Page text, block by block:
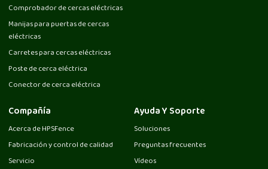
Comprobador de cercas eléctricas
Manijas para puertas de cercas
eléctricas
Carretes para cercas eléctricas
Poste de cerca eléctrica
Conector de cerca eléctrica
Compañía
Acerca de HPSFence
Fabricación y control de calidad
Servicio
Ayuda Y Soporte
Soluciones
Preguntas frecuentes
Vídeos